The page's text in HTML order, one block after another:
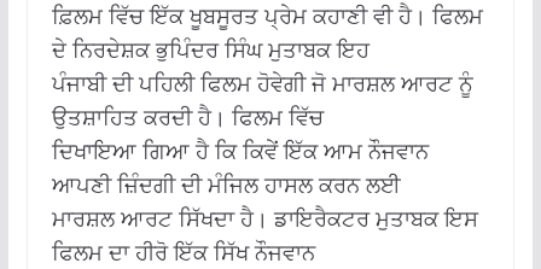
ਫ਼ਿਲਮ ਵਿੱਚ ਇੱਕ ਖੂਬਸੂਰਤ ਪ੍ਰੇਮ ਕਹਾਣੀ ਵੀ ਹੈ। ਫਿਲਮ
ਦੇ ਨਿਰਦੇਸ਼ਕ ਭੁਪਿੰਦਰ ਸਿੰਘ ਮੁਤਾਬਕ ਇਹ
ਪੰਜਾਬੀ ਦੀ ਪਹਿਲੀ ਫਿਲਮ ਹੋਵੇਗੀ ਜੋ ਮਾਰਸ਼ਲ ਆਰਟ ਨੂੰ
ਉਤਸ਼ਾਹਿਤ ਕਰਦੀ ਹੈ। ਫਿਲਮ ਵਿੱਚ
ਦਿਖਾਇਆ ਗਿਆ ਹੈ ਕਿ ਕਿਵੇਂ ਇੱਕ ਆਮ ਨੌਜਵਾਨ
ਆਪਣੀ ਜ਼ਿੰਦਗੀ ਦੀ ਮੰਜਿਲ ਹਾਸਲ ਕਰਨ ਲਈ
ਮਾਰਸ਼ਲ ਆਰਟ ਸਿੱਖਦਾ ਹੈ। ਡਾਇਰੈਕਟਰ ਮੁਤਾਬਕ ਇਸ
ਫਿਲਮ ਦਾ ਹੀਰੋ ਇੱਕ ਸਿੱਖ ਨੌਜਵਾਨ